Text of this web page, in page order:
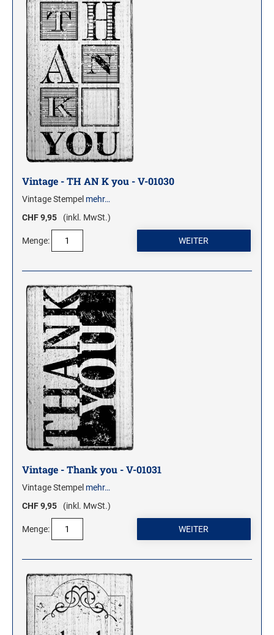
Vintage - TH AN K you - V-01030
Vintage Stempel mehr…
CHF 9,95
(inkl. MwSt.)
Menge:
Vintage - Thank you - V-01031
Vintage Stempel mehr…
CHF 9,95
(inkl. MwSt.)
Menge: